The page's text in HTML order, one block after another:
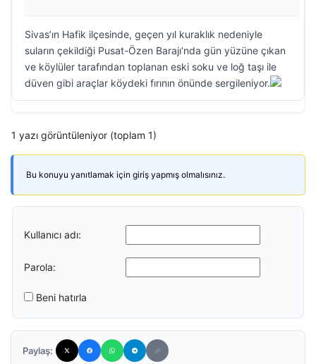
Sivas’ın Hafik ilçesinde, geçen yıl kuraklık nedeniyle
suların çekildiği Pusat-Özen Barajı’nda gün yüzüne çıkan
ve köylüler tarafından toplanan eski soku ve loğ taşı ile
düven gibi araçlar köydeki fırının önünde sergileniyor.
1 yazı görüntüleniyor (toplam 1)
Bu konuyu yanıtlamak için giriş yapmış olmalısınız.
Kullanıcı adı:
Parola:
Beni hatırla
Paylaş: